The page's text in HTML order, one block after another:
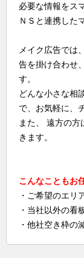
必要な情報をス
ＮＳと連携した
メイク広告では
告を掛け合わせ
す。
どんな小さな相
で、お気軽に、
また、 遠方の
きます。
こんなこともお
・ご希望のエリ
・当社以外の看
・他社空き枠の